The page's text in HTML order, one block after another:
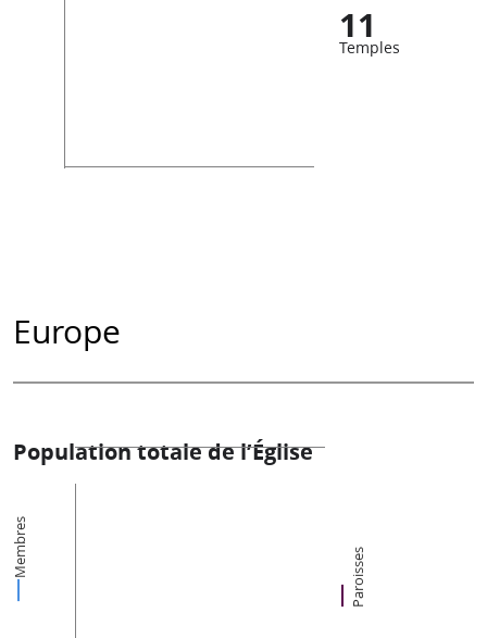
11
Temples
Europe
Population totale de l’Église
Membres Paroisses